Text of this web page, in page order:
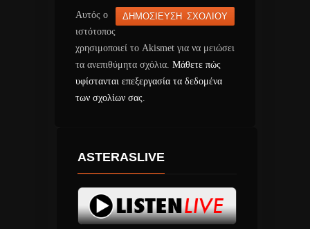
Αυτός ο
ιστότοπος
χρησιμοποιεί το Akismet για να μειώσει
τα ανεπιθύμητα σχόλια. Μάθετε πώς
υφίστανται επεξεργασία τα δεδομένα
των σχολίων σας.
ASTERASLIVE